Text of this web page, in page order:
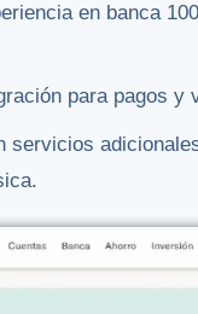
en banca
para pagos y
servicios